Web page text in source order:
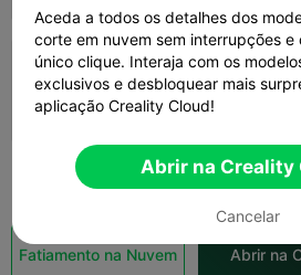
Camada de 0,2mm,
preenchimento
 03h 38m
Ver mais
Fatiamento na Nuvem Abrir na
Aceda a todos os detalhes dos
corte em nuvem sem interrupções e
único clique. Interaja com os
exclusivos e desbloquear mais
aplicação Creality Cloud!
Abrir na Creality
Cancelar